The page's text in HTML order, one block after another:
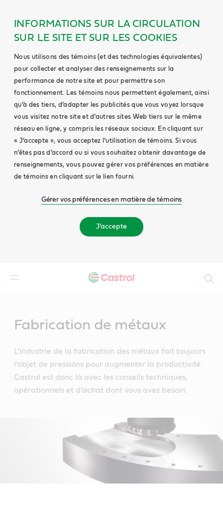
INFORMATIONS SUR LA CIRCULATION
SUR LE SITE ET SUR LES COOKIES
Nous utilisons des témoins (et des technologies équivalentes)
pour collecter et analyser des renseignements sur la
performance de notre site et pour permettre son
fonctionnement. Les témoins nous permettent également, ainsi
qu’à des tiers, d’adapter les publicités que vous voyez lorsque
vous visitez notre site et d’autres sites Web tiers sur le même
réseau en ligne, y compris les réseaux sociaux. En cliquant sur
« J’accepte », vous acceptez l’utilisation de témoins. Si vous
n’êtes pas d’accord ou si vous souhaitez obtenir davantage de
renseignements, vous pouvez gérer vos préférences en matière
de témoins en cliquant sur le lien fourni.
Gérer vos préférences en matière de témoins
J’accepte
Fabrication de métaux
L’industrie de la fabrication des métaux fait toujours
l’objet de pressions pour augmenter la productivité.
Castrol est donc là avec les conseils techniques,
opérationnels et d’achat dont vous avez besoin.